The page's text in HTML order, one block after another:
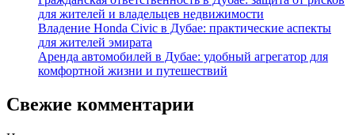
для жителей и владельцев недвижимости
Владение Honda Civic в Дубае: практические аспекты
для жителей эмирата
Аренда автомобилей в Дубае: удобный агрегатор для
комфортной жизни и путешествий
Свежие комментарии